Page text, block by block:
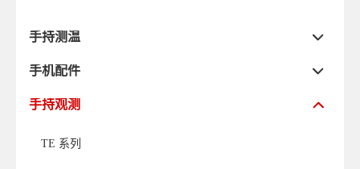
手持测温
手机配件
手持观测
TE 系列